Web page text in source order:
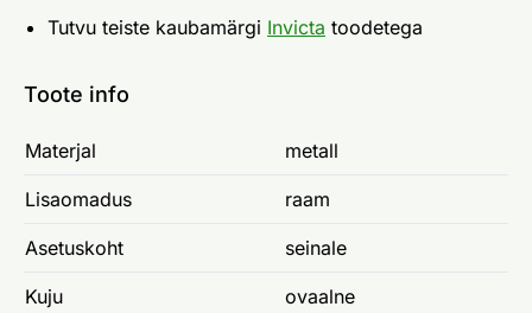
Tutvu teiste kaubamärgi Invicta toodetega
Toote info
Materjal metall
Lisaomadus raam
Asetuskoht seinale
Kuju ovaalne